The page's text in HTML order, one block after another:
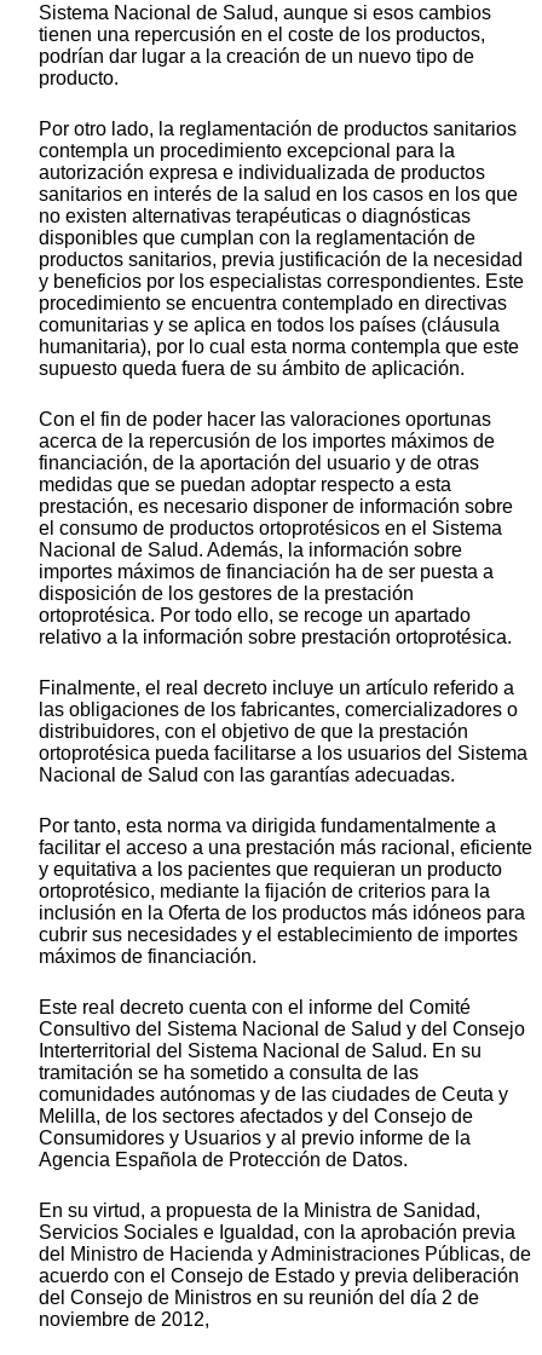
Sistema Nacional de Salud, aunque si esos cambios
tienen una repercusión en el coste de los productos,
podrían dar lugar a la creación de un nuevo tipo de
producto.
Por otro lado, la reglamentación de productos sanitarios
contempla un procedimiento excepcional para la
autorización expresa e individualizada de productos
sanitarios en interés de la salud en los casos en los que
no existen alternativas terapéuticas o diagnósticas
disponibles que cumplan con la reglamentación de
productos sanitarios, previa justificación de la necesidad
y beneficios por los especialistas correspondientes. Este
procedimiento se encuentra contemplado en directivas
comunitarias y se aplica en todos los países (cláusula
humanitaria), por lo cual esta norma contempla que este
supuesto queda fuera de su ámbito de aplicación.
Con el fin de poder hacer las valoraciones oportunas
acerca de la repercusión de los importes máximos de
financiación, de la aportación del usuario y de otras
medidas que se puedan adoptar respecto a esta
prestación, es necesario disponer de información sobre
el consumo de productos ortoprotésicos en el Sistema
Nacional de Salud. Además, la información sobre
importes máximos de financiación ha de ser puesta a
disposición de los gestores de la prestación
ortoprotésica. Por todo ello, se recoge un apartado
relativo a la información sobre prestación ortoprotésica.
Finalmente, el real decreto incluye un artículo referido a
las obligaciones de los fabricantes, comercializadores o
distribuidores, con el objetivo de que la prestación
ortoprotésica pueda facilitarse a los usuarios del Sistema
Nacional de Salud con las garantías adecuadas.
Por tanto, esta norma va dirigida fundamentalmente a
facilitar el acceso a una prestación más racional, eficiente
y equitativa a los pacientes que requieran un producto
ortoprotésico, mediante la fijación de criterios para la
inclusión en la Oferta de los productos más idóneos para
cubrir sus necesidades y el establecimiento de importes
máximos de financiación.
Este real decreto cuenta con el informe del Comité
Consultivo del Sistema Nacional de Salud y del Consejo
Interterritorial del Sistema Nacional de Salud. En su
tramitación se ha sometido a consulta de las
comunidades autónomas y de las ciudades de Ceuta y
Melilla, de los sectores afectados y del Consejo de
Consumidores y Usuarios y al previo informe de la
Agencia Española de Protección de Datos.
En su virtud, a propuesta de la Ministra de Sanidad,
Servicios Sociales e Igualdad, con la aprobación previa
del Ministro de Hacienda y Administraciones Públicas, de
acuerdo con el Consejo de Estado y previa deliberación
del Consejo de Ministros en su reunión del día 2 de
noviembre de 2012,